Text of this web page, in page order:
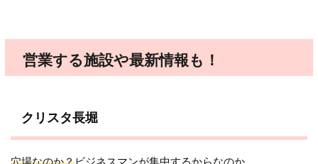
営業する施設や最新情報も！
クリスタ長堀